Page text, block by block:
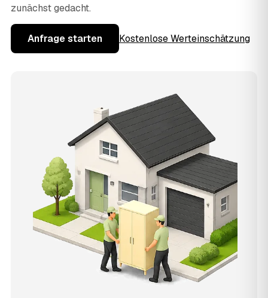
zunächst gedacht.
Anfrage starten Kostenlose Werteinschätzung